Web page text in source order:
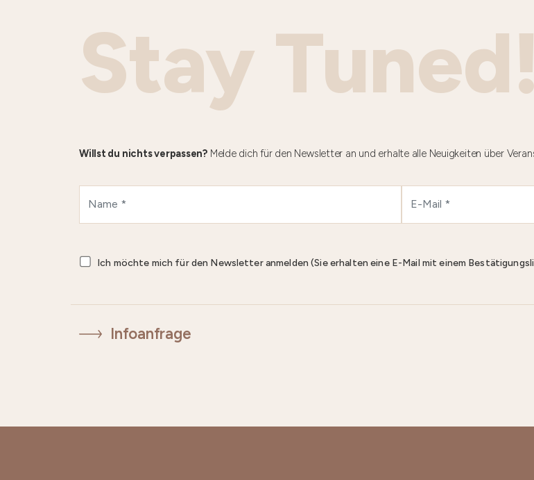
Stay Tuned!
Willst du nichts verpassen?Melde dich für den Newsletter an und erhalte alle Neuigkeiten über
Ich möchte mich für den Newsletter anmelden (Sie erhalten eine E-Mail mit einem
Infoanfrage